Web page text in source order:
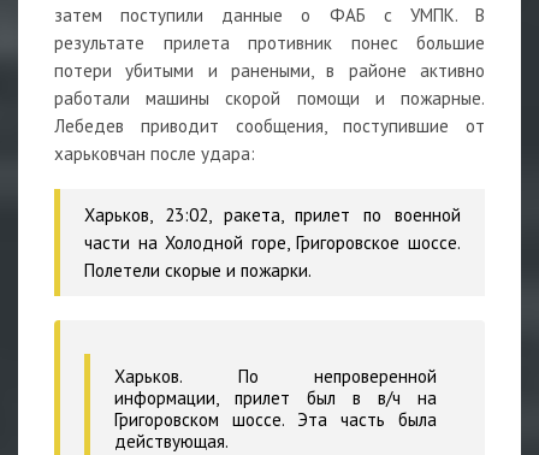
затем поступили данные о ФАБ с УМПК. В
результате прилета противник понес большие
потери убитыми и ранеными, в районе активно
работали машины скорой помощи и пожарные.
Лебедев приводит сообщения, поступившие от
харьковчан после удара:
Харьков, 23:02, ракета, прилет по военной
части на Холодной горе, Григоровское шоссе.
Полетели скорые и пожарки.
Харьков. По непроверенной
информации, прилет был в в/ч на
Григоровском шоссе. Эта часть была
действующая.